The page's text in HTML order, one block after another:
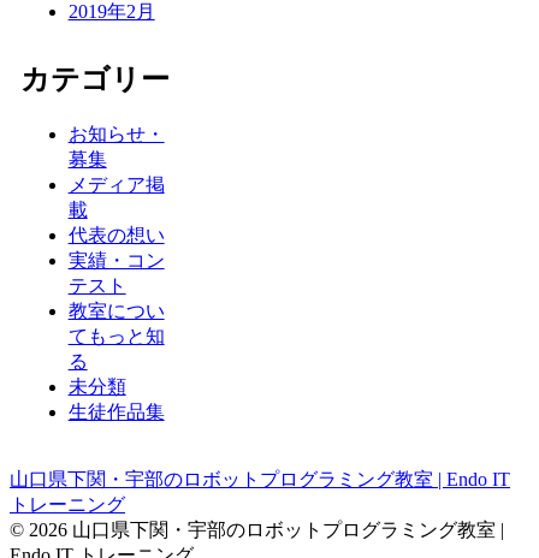
2019年2月
カテゴリー
お知らせ・
募集
メディア掲
載
代表の想い
実績・コン
テスト
教室につい
てもっと知
る
未分類
生徒作品集
山口県下関・宇部のロボットプログラミング教室 | Endo IT
トレーニング
© 2026 山口県下関・宇部のロボットプログラミング教室 |